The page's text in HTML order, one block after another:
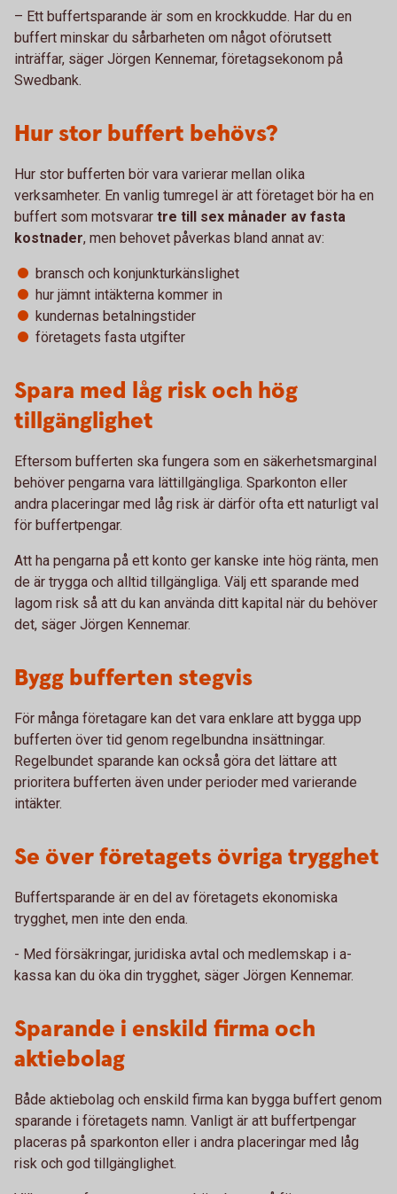
– Ett buffertsparande är som en krockkudde. Har du en
buffert minskar du sårbarheten om något oförutsett
inträffar, säger Jörgen Kennemar, företagsekonom på
Swedbank.
Hur stor buffert behövs?
Hur stor bufferten bör vara varierar mellan olika
verksamheter. En vanlig tumregel är att företaget bör ha en
buffert som motsvarar tre till sex månader av fasta
kostnader, men behovet påverkas bland annat av:
bransch och konjunkturkänslighet
hur jämnt intäkterna kommer in
kundernas betalningstider
företagets fasta utgifter
Spara med låg risk och hög
tillgänglighet
Eftersom bufferten ska fungera som en säkerhetsmarginal
behöver pengarna vara lättillgängliga. Sparkonton eller
andra placeringar med låg risk är därför ofta ett naturligt val
för buffertpengar.
Att ha pengarna på ett konto ger kanske inte hög ränta, men
de är trygga och alltid tillgängliga. Välj ett sparande med
lagom risk så att du kan använda ditt kapital när du behöver
det, säger Jörgen Kennemar.
Bygg bufferten stegvis
För många företagare kan det vara enklare att bygga upp
bufferten över tid genom regelbundna insättningar.
Regelbundet sparande kan också göra det lättare att
prioritera bufferten även under perioder med varierande
intäkter.
Se över företagets övriga trygghet
Buffertsparande är en del av företagets ekonomiska
trygghet, men inte den enda.
- Med försäkringar, juridiska avtal och medlemskap i a-
kassa kan du öka din trygghet, säger Jörgen Kennemar.
Sparande i enskild firma och
aktiebolag
Både aktiebolag och enskild firma kan bygga buffert genom
sparande i företagets namn. Vanligt är att buffertpengar
placeras på sparkonton eller i andra placeringar med låg
risk och god tillgänglighet.